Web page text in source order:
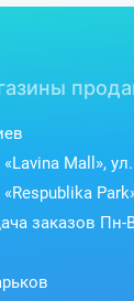
Mall»,
заказов Пн-